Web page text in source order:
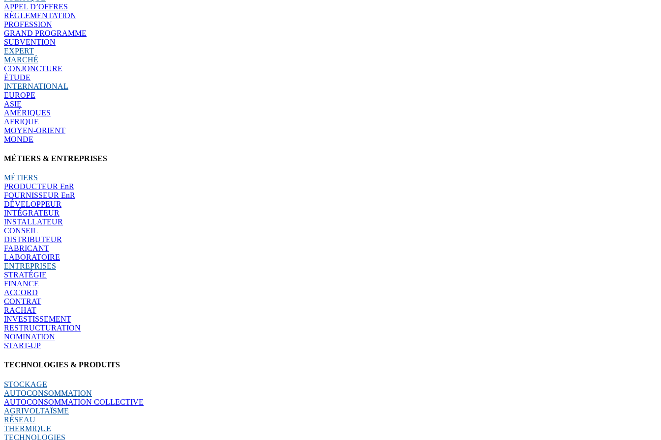
APPEL D’OFFRES
RÉGLEMENTATION
PROFESSION
GRAND PROGRAMME
SUBVENTION
EXPERT
MARCHÉ
CONJONCTURE
ÉTUDE
INTERNATIONAL
EUROPE
ASIE
AMÉRIQUES
AFRIQUE
MOYEN-ORIENT
MONDE
MÉTIERS & ENTREPRISES
MÉTIERS
PRODUCTEUR EnR
FOURNISSEUR EnR
DÉVELOPPEUR
INTÉGRATEUR
INSTALLATEUR
CONSEIL
DISTRIBUTEUR
FABRICANT
LABORATOIRE
ENTREPRISES
STRATÉGIE
FINANCE
ACCORD
CONTRAT
RACHAT
INVESTISSEMENT
RESTRUCTURATION
NOMINATION
START-UP
TECHNOLOGIES & PRODUITS
STOCKAGE
AUTOCONSOMMATION
AUTOCONSOMMATION COLLECTIVE
AGRIVOLTAÏSME
RÉSEAU
THERMIQUE
TECHNOLOGIES